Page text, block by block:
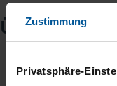
Zustimmung
Privatsphäre-
Über mich